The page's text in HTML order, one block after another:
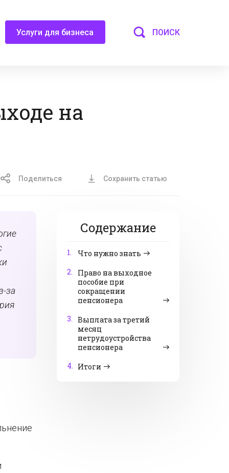
Услуги для бизнеса ПОИСК
на
Поделиться Сохранить статью
Содержание
1.
Что нужно знать
2.
Право на выходное
пособие при
сокращении
пенсионера
3. Выплата за третий
месяц
нетрудоустройства
пенсионера
4. Итоги
за